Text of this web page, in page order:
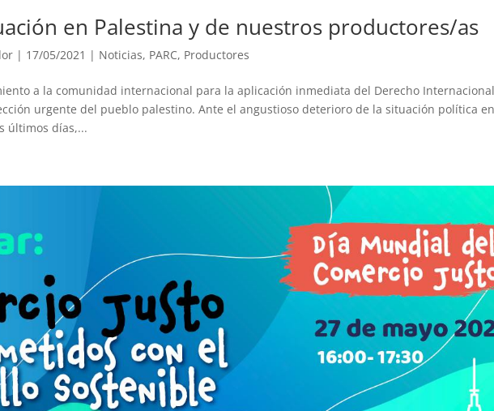
en Palestina y de nuestros productores/as
| 17/05/2021 | Noticias, PARC, Productores
a la comunidad internacional para la aplicación inmediata del Derecho
urgente del pueblo palestino. Ante el angustioso deterioro de la situación política
últimos días,...